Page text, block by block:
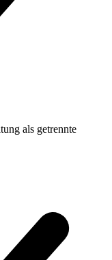
als getrennte